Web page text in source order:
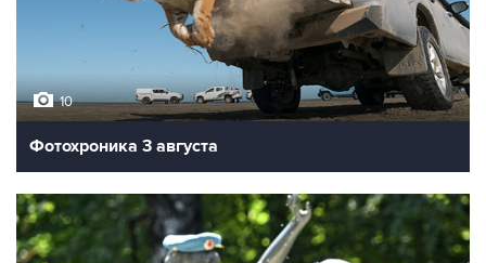
10
Фотохроника 3 августа